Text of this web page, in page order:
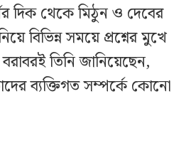
দিক থেকে মিঠুন ও দেবের
বিভিন্ন সময়ে প্রশ্নের মুখে
তিনি জানিয়েছেন,
ব্যক্তিগত সম্পর্কে কোনো